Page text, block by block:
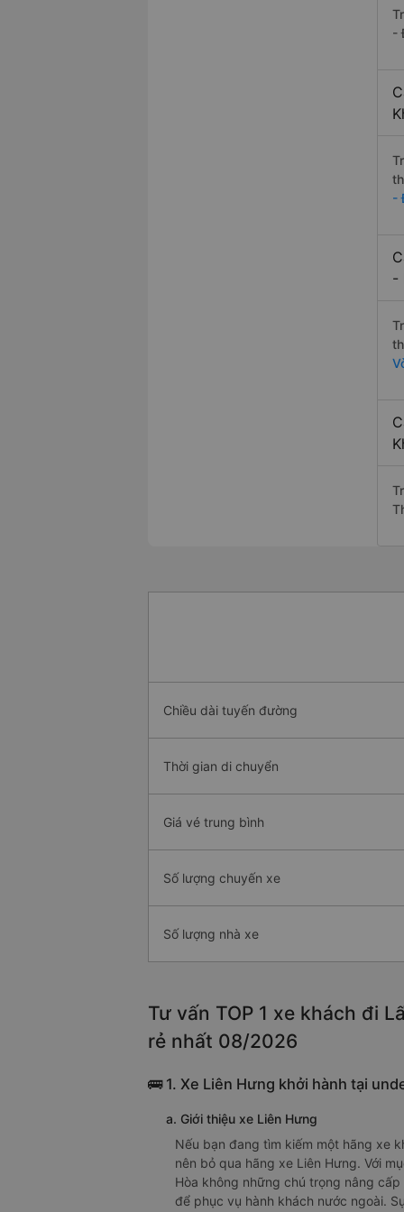
-
-
-
Chiều dài tuyến đường
Thời gian di chuyển
Giá vé trung bình
Số lượng chuyến xe
Số lượng nhà xe
Tư vấn TOP 1 xe khách đi
rẻ nhất 08/2026
🚌 1. Xe Liên Hưng khởi hành tại
a. Giới thiệu xe Liên Hưng
Nếu bạn đang tìm kiếm một hãng xe
nên bỏ qua hãng xe Liên Hưng. Với
Hòa không những chú trọng nâng
để phục vụ hành khách nước ngoài.